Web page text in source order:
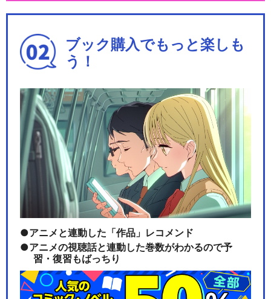
ブック購入でもっと楽しも
う！
アニメと連動した「作品」レコメンド
アニメの視聴話と連動した巻数がわかるので予
習・復習もばっちり